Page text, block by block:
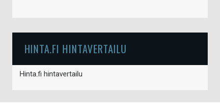
HINTA.FI HINTAVERTAILU
Hinta.fi hintavertailu